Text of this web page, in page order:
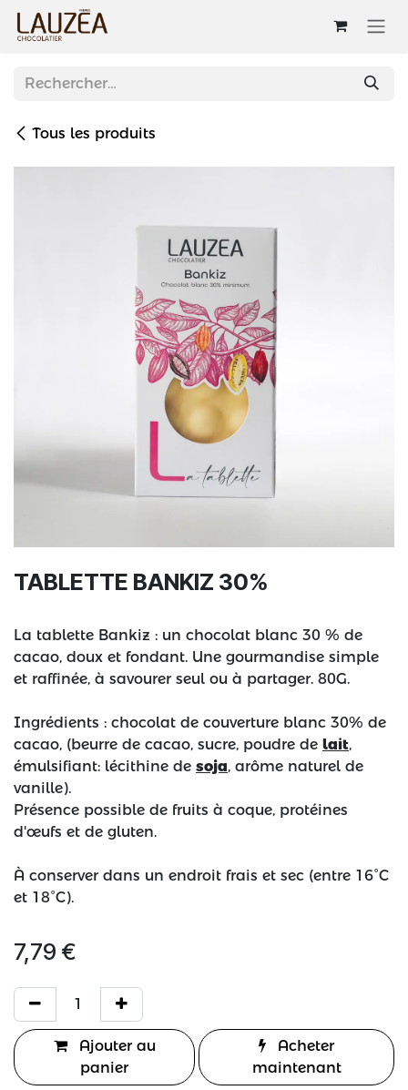
Se rendre au contenu
Tous les produits
TABLETTE BANKIZ 30%
La tablette Bankiz : un chocolat blanc 30 % de
cacao, doux et fondant. Une gourmandise simple
et raffinée, à savourer seul ou à partager. 80G.
Ingrédients : chocolat de couverture blanc 30% de
cacao, (beurre de cacao, sucre, poudre de lait,
émulsifiant: lécithine de soja, arôme naturel de
vanille).
Présence possible de fruits à coque, protéines
d'œufs et de gluten.
À conserver dans un endroit frais et sec (entre 16°C
et 18°C).
7,79 €
Ajouter au
panier
Acheter
maintenant